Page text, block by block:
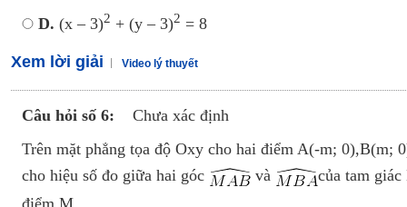
D. (x – 3)2 + (y – 3)2 = 8
Xem lời giải Video lý thuyết
Câu hỏi số 6:
Chưa xác định
Trên mặt phẳng tọa độ Oxy cho hai điểm A(-m; 0),B(m;
cho hiệu số đo giữa hai góc
và
của tam